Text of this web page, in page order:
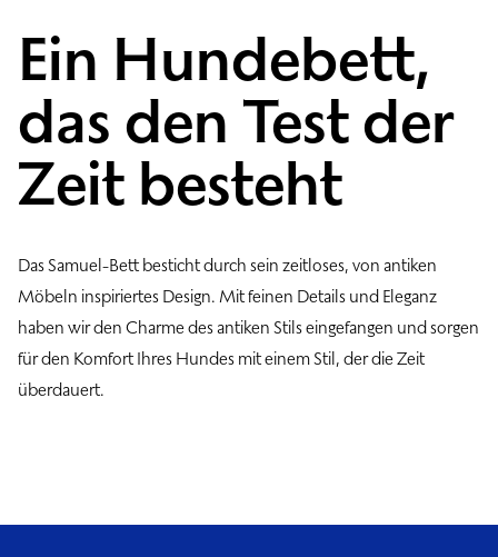
Ein Hundebett,
das den Test der
Zeit besteht
Das Samuel-Bett besticht durch sein zeitloses, von antiken
Möbeln inspiriertes Design. Mit feinen Details und Eleganz
haben wir den Charme des antiken Stils eingefangen und sorgen
für den Komfort Ihres Hundes mit einem Stil, der die Zeit
überdauert.